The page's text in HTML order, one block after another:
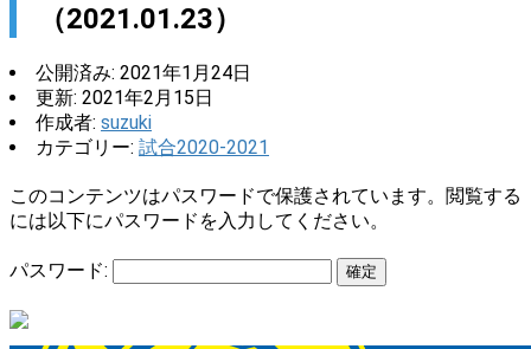
（2021.01.23）
公開済み: 2021年1月24日
更新: 2021年2月15日
作成者: suzuki
カテゴリー: 試合2020-2021
このコンテンツはパスワードで保護されています。閲覧する
には以下にパスワードを入力してください。
パスワード: